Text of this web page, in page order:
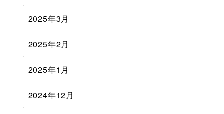
2025年3月
2025年2月
2025年1月
2024年12月